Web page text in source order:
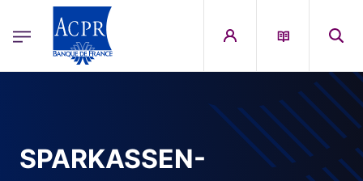
ACPR Menu Principal (French)
SPARKASSEN-